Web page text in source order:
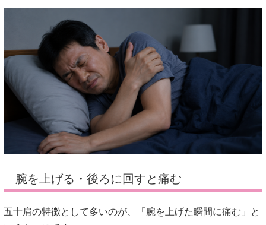
腕を上げる・後ろに回すと痛む
五十肩の特徴として多いのが、「腕を上げた瞬間に痛む」と